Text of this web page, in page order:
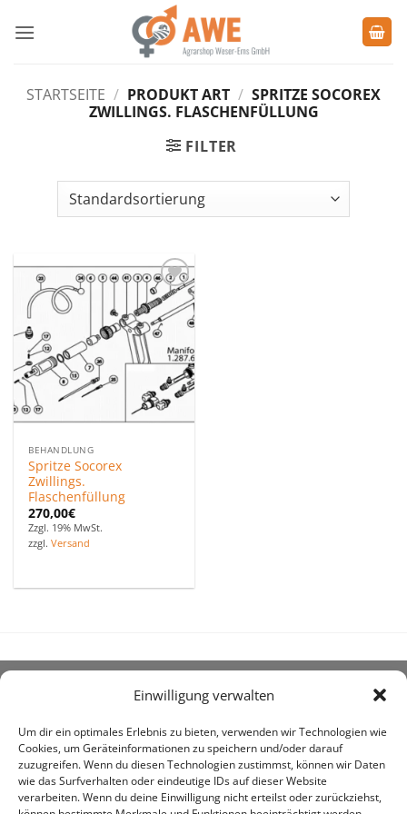
Einwilligung verwalten
Um dir ein optimales Erlebnis zu bieten, verwenden wir Technologien wie
Cookies, um Geräteinformationen zu speichern und/oder darauf
zuzugreifen. Wenn du diesen Technologien zustimmst, können wir Daten
wie das Surfverhalten oder eindeutige IDs auf dieser Website
verarbeiten. Wenn du deine Einwilligung nicht erteilst oder zurückziehst,
Inhalt
STARTSEITE / PRODUKT ART / SPRITZE SOCOREX
ZWILLINGS. FLASCHENFÜLLUNG
FILTER
Zu den
Favoriten
hinzufügen
BEHANDLUNG
Spritze Socorex
Zwillings.
Flaschenfüllung
270,00€
Zzgl. 19% MwSt.
zzgl.Versand